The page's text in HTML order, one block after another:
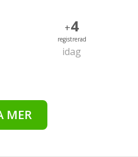
+4
registrerad
idag
MER